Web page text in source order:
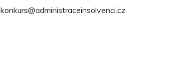
konkurs@administraceinsolvenci.cz